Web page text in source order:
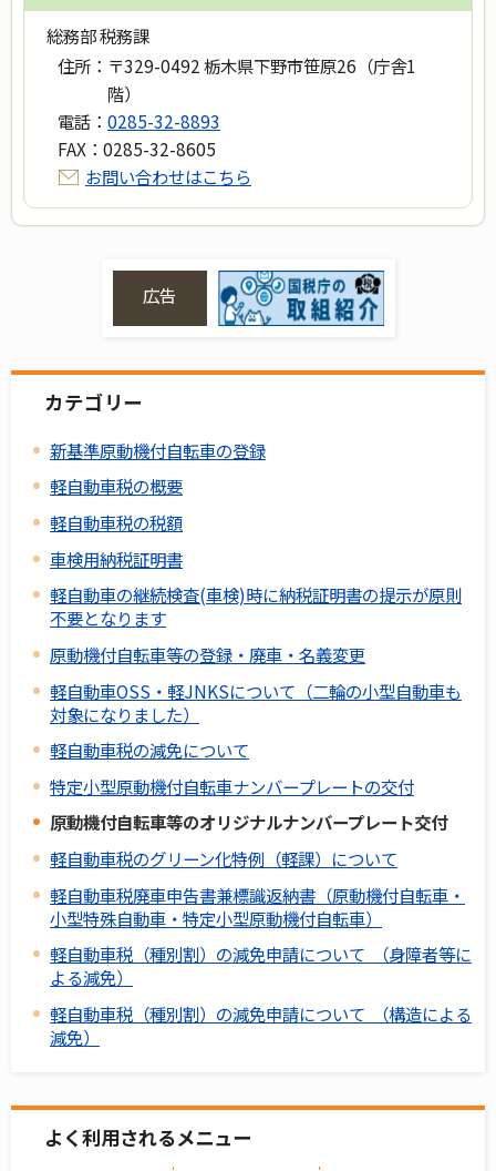
総務部 税務課
住所： 〒329-0492 栃木県下野市笹原26（庁舎1
階）
電話： 0285-32-8893
FAX： 0285-32-8605
お問い合わせはこちら
広告
カテゴリー
新基準原動機付自転車の登録
軽自動車税の概要
軽自動車税の税額
車検用納税証明書
軽自動車の継続検査(車検)時に納税証明書の提示が原則
不要となります
原動機付自転車等の登録・廃車・名義変更
軽自動車OSS・軽JNKSについて（二輪の小型自動車も
対象になりました）
軽自動車税の減免について
特定小型原動機付自転車ナンバープレートの交付
原動機付自転車等のオリジナルナンバープレート交付
軽自動車税のグリーン化特例（軽課）について
軽自動車税廃車申告書兼標識返納書（原動機付自転車・
小型特殊自動車・特定小型原動機付自転車）
軽自動車税（種別割）の減免申請について （身障者等に
よる減免）
軽自動車税（種別割）の減免申請について （構造による
減免）
よく利用されるメニュー